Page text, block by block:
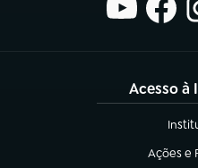
Acesso à
(abre
Ações e
(abre